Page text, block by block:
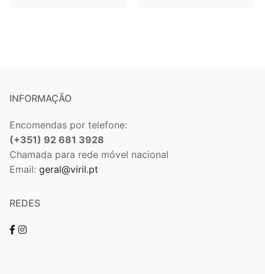
INFORMAÇÃO
Encomendas por telefone:
(+351) 92 681 3928
Chamada para rede móvel nacional
Email: geral@viril.pt
REDES